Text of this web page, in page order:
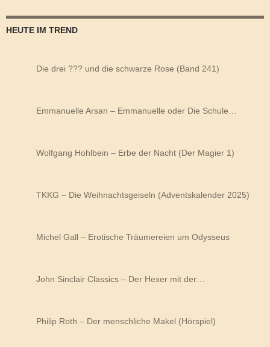
HEUTE IM TREND
Die drei ??? und die schwarze Rose (Band 241)
Emmanuelle Arsan – Emmanuelle oder Die Schule…
Wolfgang Hohlbein – Erbe der Nacht (Der Magier 1)
TKKG – Die Weihnachtsgeiseln (Adventskalender 2025)
Michel Gall – Erotische Träumereien um Odysseus
John Sinclair Classics – Der Hexer mit der…
Philip Roth – Der menschliche Makel (Hörspiel)